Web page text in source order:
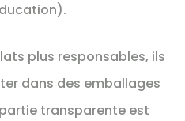
plus responsables, ils
dans des emballages
transparente est